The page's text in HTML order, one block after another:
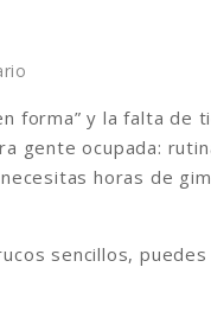
forma” y la falta de
gente ocupada:
horas de
sencillos, puedes